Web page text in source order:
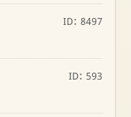
ID: 8497
ID: 593